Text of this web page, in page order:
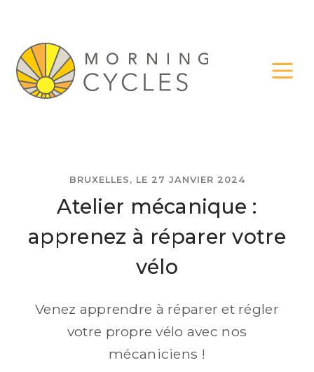
BRUXELLES, LE 27 JANVIER 2024
Atelier mécanique :
apprenez à réparer votre
vélo
Venez apprendre à réparer et régler
votre propre vélo avec nos
mécaniciens !